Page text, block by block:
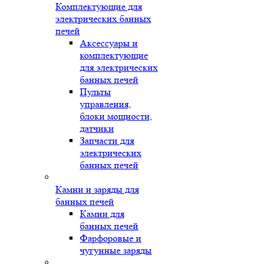
Комплектующие для
электрических банных
печей
Аксессуары и
комплектующие
для электрических
банных печей
Пульты
управления,
блоки мощности,
датчики
Запчасти для
электрических
банных печей
Камни и заряды для
банных печей
Камни для
банных печей
Фарфоровые и
чугунные заряды